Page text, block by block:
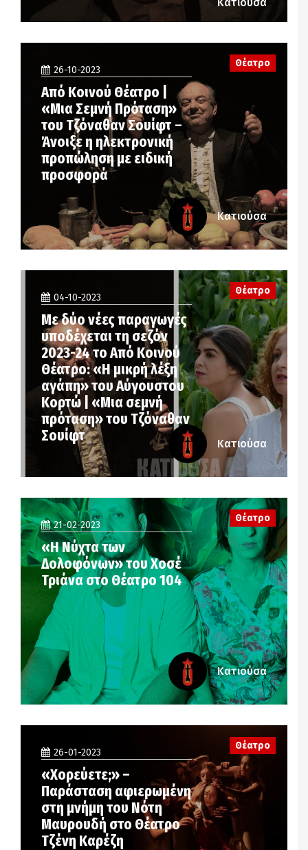
26-10-2023
Από Κοινού Θέατρο |
«Μια Σεμνή Πρόταση»
του Τζόναθαν Σουίφτ –
Άνοιξε η ηλεκτρονική
προπώληση με ειδική
προσφορά
Θέατρο
Κατιούσα
04-10-2023
Με δύο νέες παραγωγές
υποδέχεται τη σεζόν
2023-24 το Από Κοινού
Θέατρο: «Η μικρή λέξη
αγάπη» του Αύγουστου
Κορτώ | «Μια σεμνή
πρόταση» του Τζόναθαν
Σουίφτ
Θέατρο
Κατιούσα
21-02-2023
«Η Νύχτα των
Δολοφόνων» του Χοσέ
Τριάνα στο Θέατρο 104
Θέατρο
Κατιούσα
26-01-2023
«Χορεύετε;» –
Παράσταση αφιερωμένη
στη μνήμη του Νότη
Μαυρουδή στο Θέατρο
Τζένη Καρέζη
Θέατρο